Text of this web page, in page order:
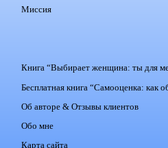
Миссия
Книга “Выбирает женщина: ты для
Бесплатная книга “Самооценка: как
Об авторе & Отзывы клиентов
Обо мне
Карта сайта